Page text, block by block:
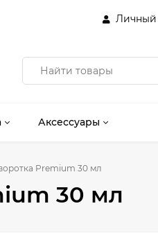
Личный
Аксессуары
Premium 30 мл
30 мл